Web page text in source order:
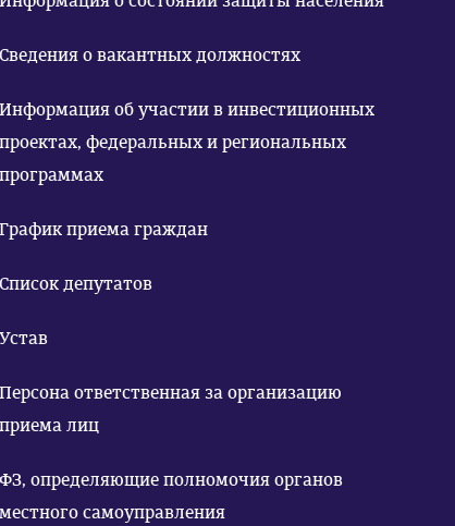
Сведения о вакантных должностях
Информация об участии в инвестиционных
проектах, федеральных и региональных
программах
График приема граждан
Список депутатов
Устав
Персона ответственная за организацию
приема лиц
ФЗ, определяющие полномочия органов
местного самоуправления